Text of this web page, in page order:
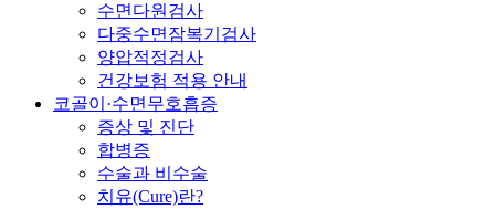
수면다원검사
다중수면잠복기검사
양압적정검사
건강보험 적용 안내
코골이·수면무호흡증
증상 및 진단
합병증
수술과 비수술
치유(Cure)란?